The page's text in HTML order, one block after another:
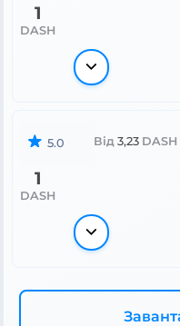
1
DASH
5.0 Від 3,23 DASH
1
DASH